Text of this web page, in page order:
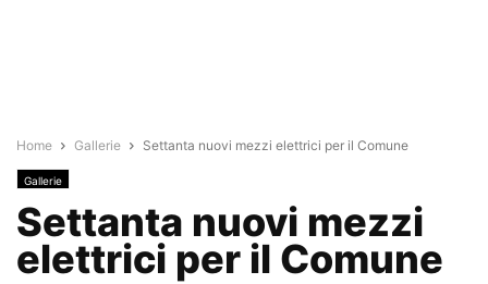
Home Gallerie Settanta nuovi mezzi elettrici per il Comune
Gallerie
Settanta nuovi mezzi
elettrici per il Comune